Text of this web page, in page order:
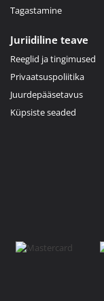
Tagastamine
Juriidiline teave
Reeglid ja tingimused
Privaatsuspoliitika
Juurdepääsetavus
Küpsiste seaded